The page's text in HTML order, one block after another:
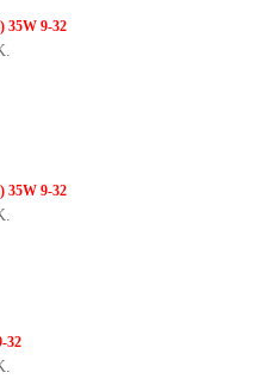
35W 9-32
35W 9-32
32